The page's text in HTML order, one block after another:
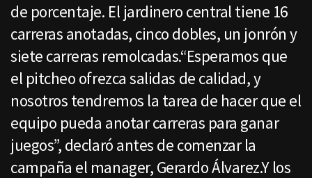
de porcentaje. El jardinero central tiene 16
carreras anotadas, cinco dobles, un jonrón y
siete carreras remolcadas.“Esperamos que
el pitcheo ofrezca salidas de calidad, y
nosotros tendremos la tarea de hacer que el
equipo pueda anotar carreras para ganar
juegos”, declaró antes de comenzar la
campaña el manager, Gerardo Álvarez.Y los